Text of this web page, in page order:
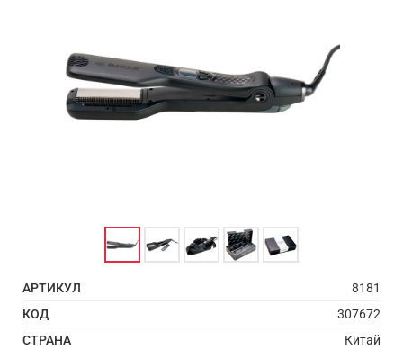
АРТИКУЛ
8181
КОД
307672
СТРАНА
Китай